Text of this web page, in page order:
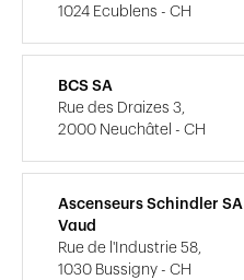
1024 Ecublens - CH
BCS SA
Rue des Draizes 3,
2000 Neuchâtel - CH
Ascenseurs Schindler SA |
Vaud
Rue de l'Industrie 58,
1030 Bussigny - CH